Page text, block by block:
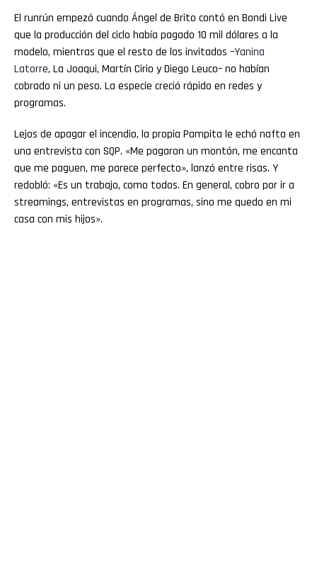
El runrún empezó cuando Ángel de Brito contó en Bondi Live
que la producción del ciclo había pagado 10 mil dólares a la
modelo, mientras que el resto de los invitados –Yanina
Latorre, La Joaqui, Martín Cirio y Diego Leuco– no habían
cobrado ni un peso. La especie creció rápido en redes y
programas.
Lejos de apagar el incendio, la propia Pampita le echó nafta en
una entrevista con SQP. «Me pagaron un montón, me encanta
que me paguen, me parece perfecto», lanzó entre risas. Y
redobló: «Es un trabajo, como todos. En general, cobro por ir a
streamings, entrevistas en programas, sino me quedo en mi
casa con mis hijos».